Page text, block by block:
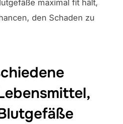
maximal fit hält,
den Schaden zu